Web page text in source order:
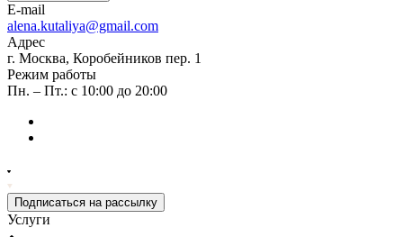
E-mail
alena.kutaliya@gmail.com
Адрес
г. Москва, Коробейников пер. 1
Режим работы
Пн. – Пт.: с 10:00 до 20:00
Подписаться на рассылку
Услуги